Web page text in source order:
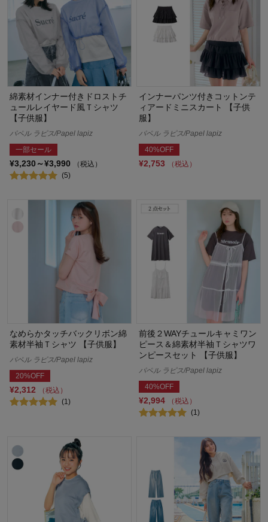
綿素材インナー付きドロストチ
ュールレイヤード風Ｔシャツ
【子供服】
パペル ラピス/Papel lapiz
一部セール
¥3,230～¥3,990
（税込）
(5)
インナーパンツ付きコットンテ
ィアードミニスカート 【子供
服】
パペル ラピス/Papel lapiz
40%OFF
¥2,753 （税込）
なめらかタッチバックリボン綿
素材半袖Ｔシャツ 【子供服】
パペル ラピス/Papel lapiz
20%OFF
¥2,312
（税込）
(1)
前後２WAYチュールキャミワン
ピース＆綿素材半袖Ｔシャツワ
ンピースセット 【子供服】
パペル ラピス/Papel lapiz
40%OFF
¥2,994
（税込）
(1)